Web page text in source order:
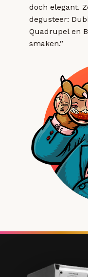
doch elegant.
degusteer:
Quadrupel en
smaken.”